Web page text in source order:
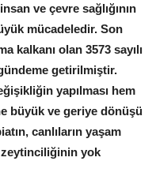
ve çevre sağlığının
mücadeledir. Son
kalkanı olan 3573 sayılı
getirilmiştir.
yapılması hem
büyük ve geriye dönüşü
canlıların yaşam
zeytinciliğinin yok